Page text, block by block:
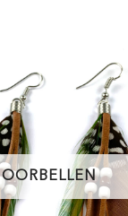
OORBELLEN